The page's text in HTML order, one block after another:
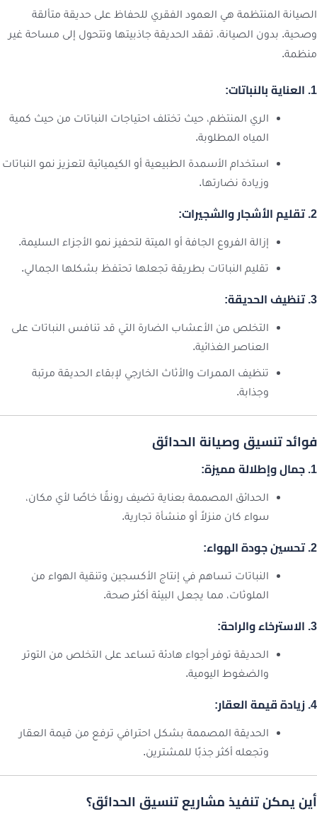
الصيانة المنتظمة هي العمود الفقري للحفاظ على حديقة متألقة
وصحية. بدون الصيانة، تفقد الحديقة جاذبيتها وتتحول إلى مساحة غير
منظمة.
1. العناية بالنباتات:
الري المنتظم، حيث تختلف احتياجات النباتات من حيث كمية
المياه المطلوبة.
استخدام الأسمدة الطبيعية أو الكيميائية لتعزيز نمو النباتات
وزيادة نضارتها.
2. تقليم الأشجار والشجيرات:
إزالة الفروع الجافة أو الميتة لتحفيز نمو الأجزاء السليمة.
تقليم النباتات بطريقة تجعلها تحتفظ بشكلها الجمالي.
3. تنظيف الحديقة:
التخلص من الأعشاب الضارة التي قد تنافس النباتات على
العناصر الغذائية.
تنظيف الممرات والأثاث الخارجي لإبقاء الحديقة مرتبة
وجذابة.
فوائد تنسيق وصيانة الحدائق
1. جمال وإطلالة مميزة:
الحدائق المصممة بعناية تضيف رونقًا خاصًا لأي مكان،
سواء كان منزلاً أو منشأة تجارية.
2. تحسين جودة الهواء:
النباتات تساهم في إنتاج الأكسجين وتنقية الهواء من
الملوثات، مما يجعل البيئة أكثر صحة.
3. الاسترخاء والراحة:
الحديقة توفر أجواء هادئة تساعد على التخلص من التوتر
والضغوط اليومية.
4. زيادة قيمة العقار:
الحديقة المصممة بشكل احترافي ترفع من قيمة العقار
وتجعله أكثر جذبًا للمشترين.
أين يمكن تنفيذ مشاريع تنسيق الحدائق؟